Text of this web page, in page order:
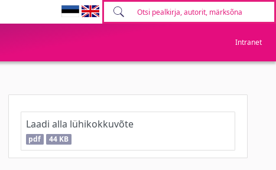
Intranet
Laadi alla lühikokkuvõte
pdf 44 KB